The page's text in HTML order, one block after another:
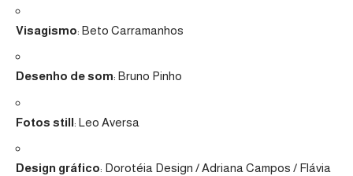
Visagismo: Beto Carramanhos
Desenho de som: Bruno Pinho
Fotos still: Leo Aversa
Design gráfico: Dorotéia Design / Adriana Campos / Flávia